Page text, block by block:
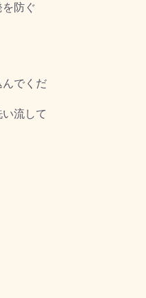
防ぐ
でくだ
流して